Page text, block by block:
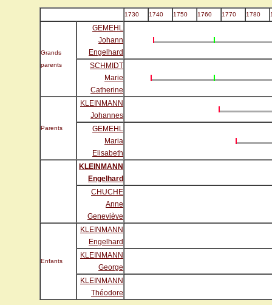
1730 1740 1750 1760 1770 1780
Grands
parents
GEMEHL
Johann
Engelhard
SCHMIDT
Marie
Catherine
Parents
KLEINMANN
Johannes
GEMEHL
Maria
Elisabeth
KLEINMANN
Engelhard
CHUCHE
Anne
Geneviève
Enfants
KLEINMANN
Engelhard
KLEINMANN
George
KLEINMANN
Théodore